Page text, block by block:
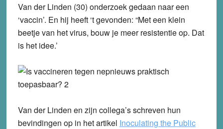
Van der Linden (30) onderzoek gedaan naar een
‘vaccin’. En hij heeft ‘t gevonden: “Met een klein
beetje van het virus, bouw je meer resistentie op. Dat
is het idee.’
Van der Linden en zijn collega’s schreven hun
bevindingen op in het artikel Inoculating the Public